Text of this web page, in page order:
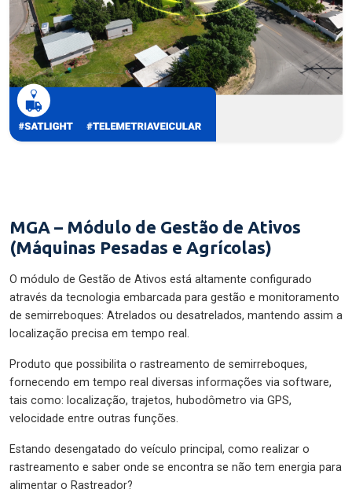
MGA – Módulo de Gestão de Ativos
(Máquinas Pesadas e Agrícolas)
O módulo de Gestão de Ativos está altamente configurado
através da tecnologia embarcada para gestão e monitoramento
de semirreboques: Atrelados ou desatrelados, mantendo assim a
localização precisa em tempo real.
Produto que possibilita o rastreamento de semirreboques,
fornecendo em tempo real diversas informações via software,
tais como: localização, trajetos, hubodômetro via GPS,
velocidade entre outras funções.
Estando desengatado do veículo principal, como realizar o
rastreamento e saber onde se encontra se não tem energia para
alimentar o Rastreador?